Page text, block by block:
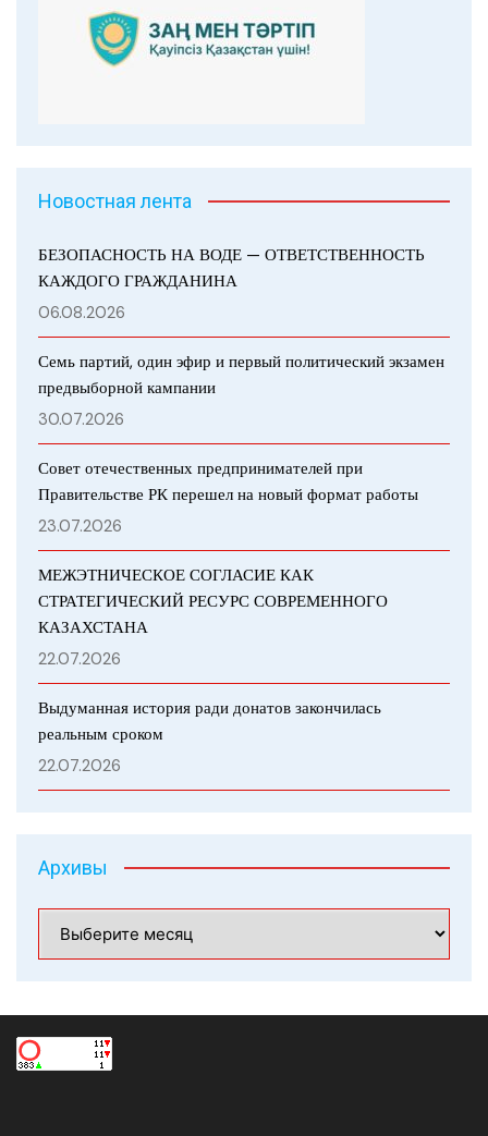
Новостная лента
БЕЗОПАСНОСТЬ НА ВОДЕ — ОТВЕТСТВЕННОСТЬ
КАЖДОГО ГРАЖДАНИНА
06.08.2026
Семь партий, один эфир и первый политический экзамен
предвыборной кампании
30.07.2026
Совет отечественных предпринимателей при
Правительстве РК перешел на новый формат работы
23.07.2026
МЕЖЭТНИЧЕСКОЕ СОГЛАСИЕ КАК
СТРАТЕГИЧЕСКИЙ РЕСУРС СОВРЕМЕННОГО
КАЗАХСТАНА
22.07.2026
Выдуманная история ради донатов закончилась
реальным сроком
22.07.2026
Архивы